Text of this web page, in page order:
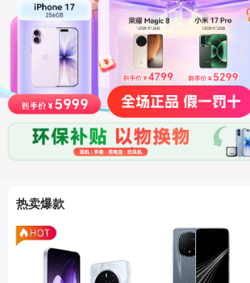
热卖爆款